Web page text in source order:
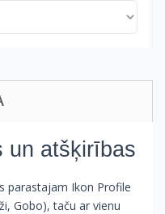
un atšķirības
parastajam Ikon Profile
Gobo), taču ar vienu